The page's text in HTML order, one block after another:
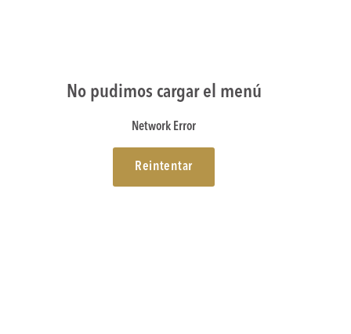
No pudimos cargar el menú
Network Error
Reintentar